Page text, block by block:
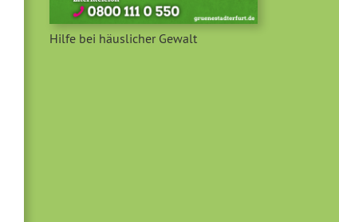
Hilfe bei häuslicher Gewalt